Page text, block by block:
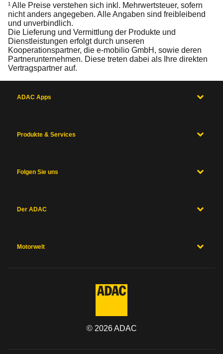
¹ Alle Preise verstehen sich inkl. Mehrwertsteuer, sofern
nicht anders angegeben. Alle Angaben sind freibleibend
und unverbindlich.
Die Lieferung und Vermittlung der Produkte und
Dienstleistungen erfolgt durch unseren
Kooperationspartner, die e-mobilio GmbH, sowie deren
Partnerunternehmen. Diese treten dabei als Ihre direkten
Vertragspartner auf.
ADAC Apps
Produkte & Services
Folgen Sie uns
Der ADAC
Motorwelt
© 2026ADAC